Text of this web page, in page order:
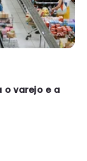
o varejo e a